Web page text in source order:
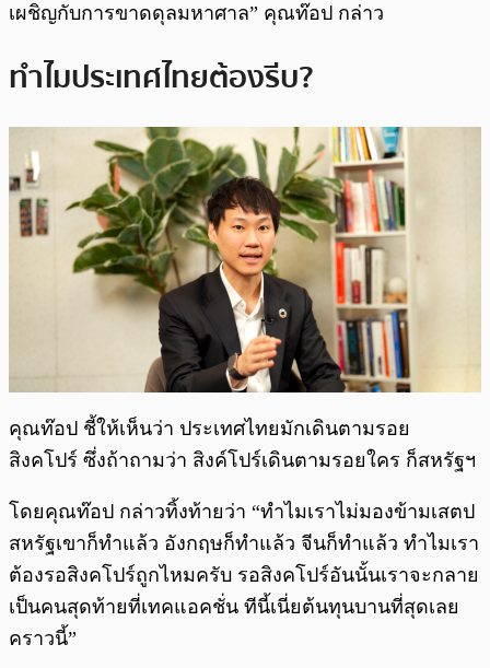
เผชิญกับการขาดดุลมหาศาล” คุณท๊อป กล่าว
ทำไมประเทศไทยต้องรีบ?
คุณท๊อป ชี้ให้เห็นว่า ประเทศไทยมักเดินตามรอย
สิงคโปร์ ซึ่งถ้าถามว่า สิงค์โปร์เดินตามรอยใคร ก็สหรัฐฯ
โดยคุณท๊อป กล่าวทิ้งท้ายว่า “ทําไมเราไม่มองข้ามเสตป
สหรัฐเขาก็ทําแล้ว อังกฤษก็ทําแล้ว จีนก็ทําแล้ว ทําไมเรา
ต้องรอสิงคโปร์ถูกไหมครับ รอสิงคโปร์อันนั้นเราจะกลาย
เป็นคนสุดท้ายที่เทคแอคชั่น ทีนี้เนี่ยต้นทุนบานที่สุดเลย
คราวนี้”